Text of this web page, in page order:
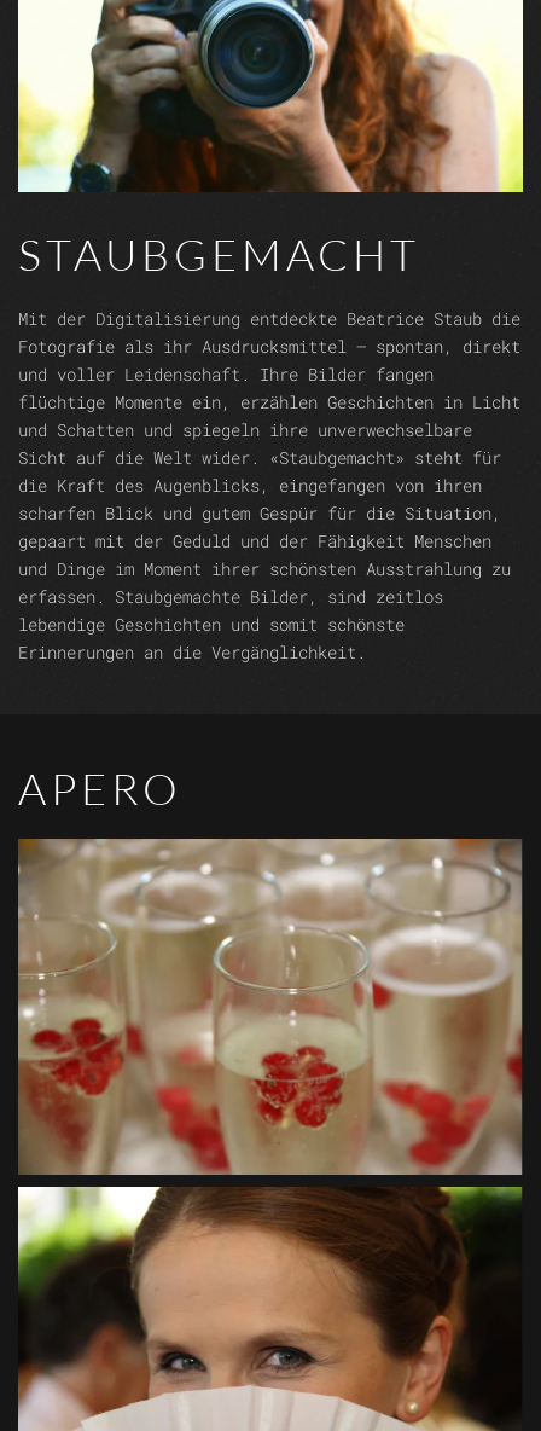
STAUBGEMACHT
Mit der Digitalisierung entdeckte Beatrice Staub die
Fotografie als ihr Ausdrucksmittel – spontan, direkt
und voller Leidenschaft. Ihre Bilder fangen
flüchtige Momente ein, erzählen Geschichten in Licht
und Schatten und spiegeln ihre unverwechselbare
Sicht auf die Welt wider. «Staubgemacht» steht für
die Kraft des Augenblicks, eingefangen von ihren
scharfen Blick und gutem Gespür für die Situation,
gepaart mit der Geduld und der Fähigkeit Menschen
und Dinge im Moment ihrer schönsten Ausstrahlung zu
erfassen. Staubgemachte Bilder, sind zeitlos
lebendige Geschichten und somit schönste
Erinnerungen an die Vergänglichkeit.
APERO
VIEW
VIEW